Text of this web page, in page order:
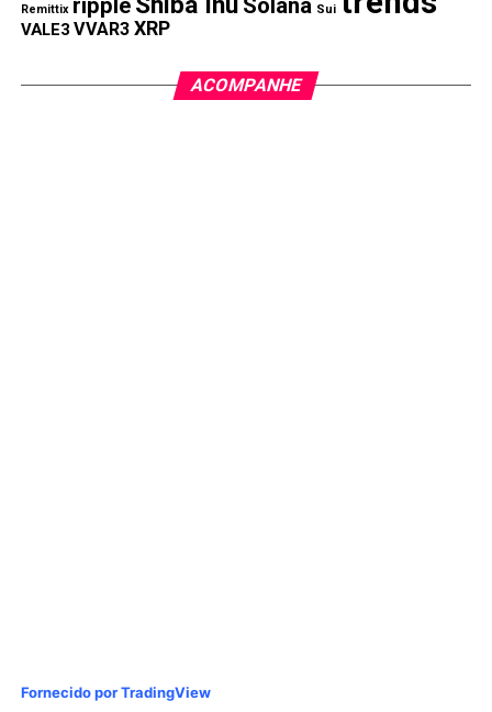
Remittix ripple Solana Sui
VALE3 VVAR3 XRP
ACOMPANHE
Fornecido por TradingView